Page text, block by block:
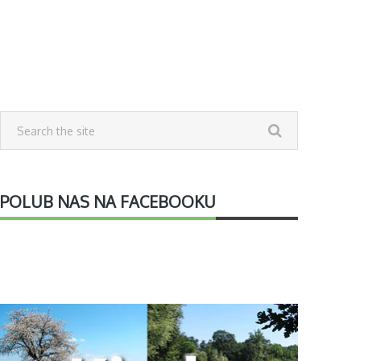
POLUB NAS NA FACEBOOKU